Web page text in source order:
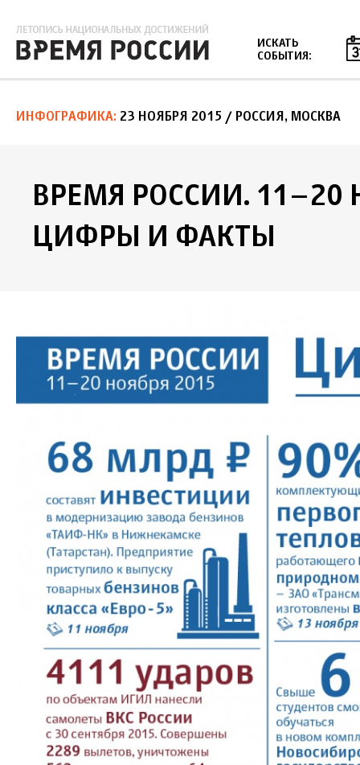
ИСКАТЬ
СОБЫТИЯ:
ИНФОГРАФИКА 23 НОЯБРЯ 2015 / РОССИЯ, МОСКВА
ВРЕМЯ РОССИИ. 11–20
ЦИФРЫ И ФАКТЫ